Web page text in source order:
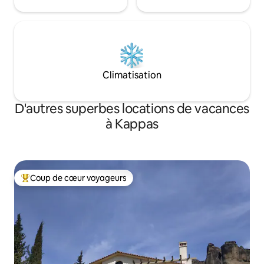
Climatisation
D'autres superbes locations de vacances
à Kappas
Coup de cœur voyageurs parmi les plus aimés
Coup de cœur voyageurs